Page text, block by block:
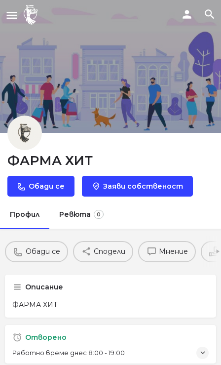
ФАРМА ХИТ
Обади се Заяви собственост
Профил Ревюта 0
Обади се Сподели Мнение
Описание
ФАРМА ХИТ
Отворено
Работно време днес 8:00 - 19:00